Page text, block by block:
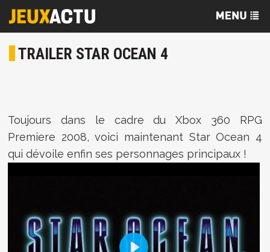
TRAILER STAR OCEAN 4
Toujours dans le cadre du Xbox 360 RPG
Premiere 2008, voici maintenant Star Ocean 4
qui dévoile enfin ses personnages principaux !